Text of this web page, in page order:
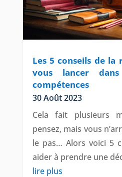
Les 5 conseils de la
vous lancer
compétences
30 Août 2023
Cela fait plusieurs
pensez, mais vous
le pas… Alors voici 5
aider à prendre une
lire plus